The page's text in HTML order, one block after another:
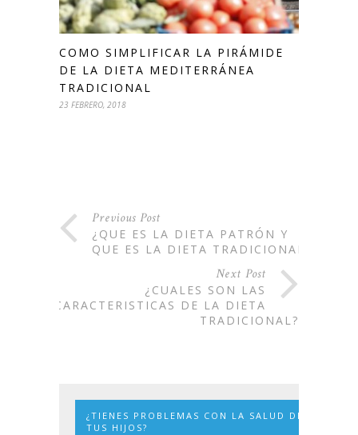
COMO SIMPLIFICAR LA PIRÁMIDE
DE LA DIETA MEDITERRÁNEA
TRADICIONAL
23 FEBRERO, 2018
Previous Post
¿QUE ES LA DIETA PATRÓN Y
QUE ES LA DIETA TRADICIONAL?
Next Post
¿CUALES SON LAS
CARACTERISTICAS DE LA DIETA
TRADICIONAL?
¿TIENES PROBLEMAS CON LA SALUD DE
TUS HIJOS?